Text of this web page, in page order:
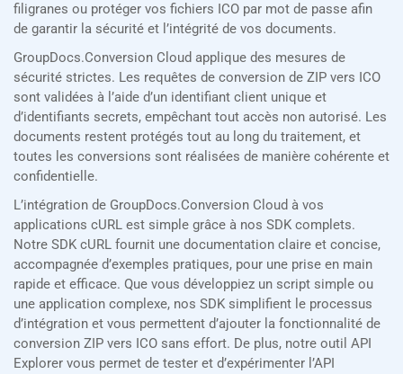
filigranes ou protéger vos fichiers ICO par mot de passe afin
de garantir la sécurité et l’intégrité de vos documents.
GroupDocs.Conversion Cloud applique des mesures de
sécurité strictes. Les requêtes de conversion de ZIP vers ICO
sont validées à l’aide d’un identifiant client unique et
d’identifiants secrets, empêchant tout accès non autorisé. Les
documents restent protégés tout au long du traitement, et
toutes les conversions sont réalisées de manière cohérente et
confidentielle.
L’intégration de GroupDocs.Conversion Cloud à vos
applications cURL est simple grâce à nos SDK complets.
Notre SDK cURL fournit une documentation claire et concise,
accompagnée d’exemples pratiques, pour une prise en main
rapide et efficace. Que vous développiez un script simple ou
une application complexe, nos SDK simplifient le processus
d’intégration et vous permettent d’ajouter la fonctionnalité de
conversion ZIP vers ICO sans effort. De plus, notre outil API
Explorer vous permet de tester et d’expérimenter l’API